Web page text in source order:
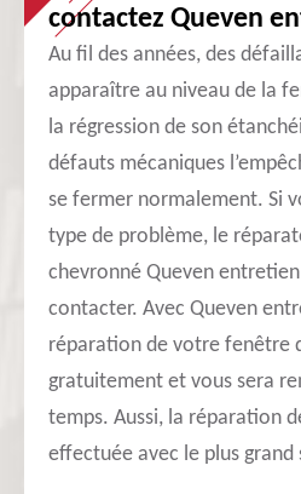
contactez Queven
Au fil des années, des
apparaître au niveau de la
la régression de son
défauts mécaniques
se fermer normalement. Si
type de problème, le
chevronné Queven
contacter. Avec Queven
réparation de votre fenêtre
gratuitement et vous sera
temps. Aussi, la réparation
effectuée avec le plus grand